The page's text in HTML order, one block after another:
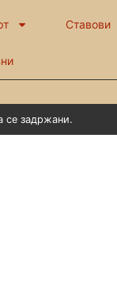
Ставови
се задржани.